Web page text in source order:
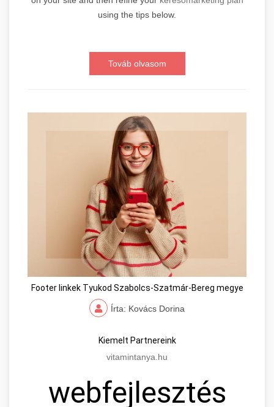
using the tips below.
Továb olvasom
Footer linkek Tyukod Szabolcs-Szatmár-Bereg megye
Írta: Kovács Dorina
Kiemelt Partnereink
vitamintanya.hu
webfejlesztés